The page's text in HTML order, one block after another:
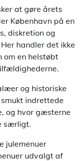
at gøre årets
København på en
diskretion og
handler det ikke
om en helstøbt
og historiske
indrettede
og hvor gæsterne
særligt.
julemenuer
udvalgt af